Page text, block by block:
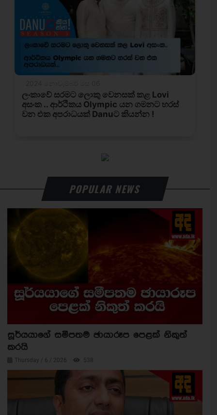
POPULAR NEWS
සූර්යයාගේ සමීපතම ඡායාරූප පෙළක් නිකුත්
කරයි
Thursday / 6 / 2026 538